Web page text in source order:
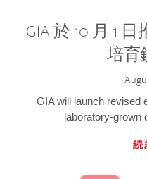
GIA 於 10 月 1
培育
GIA will launch revised
laboratory-grown
続